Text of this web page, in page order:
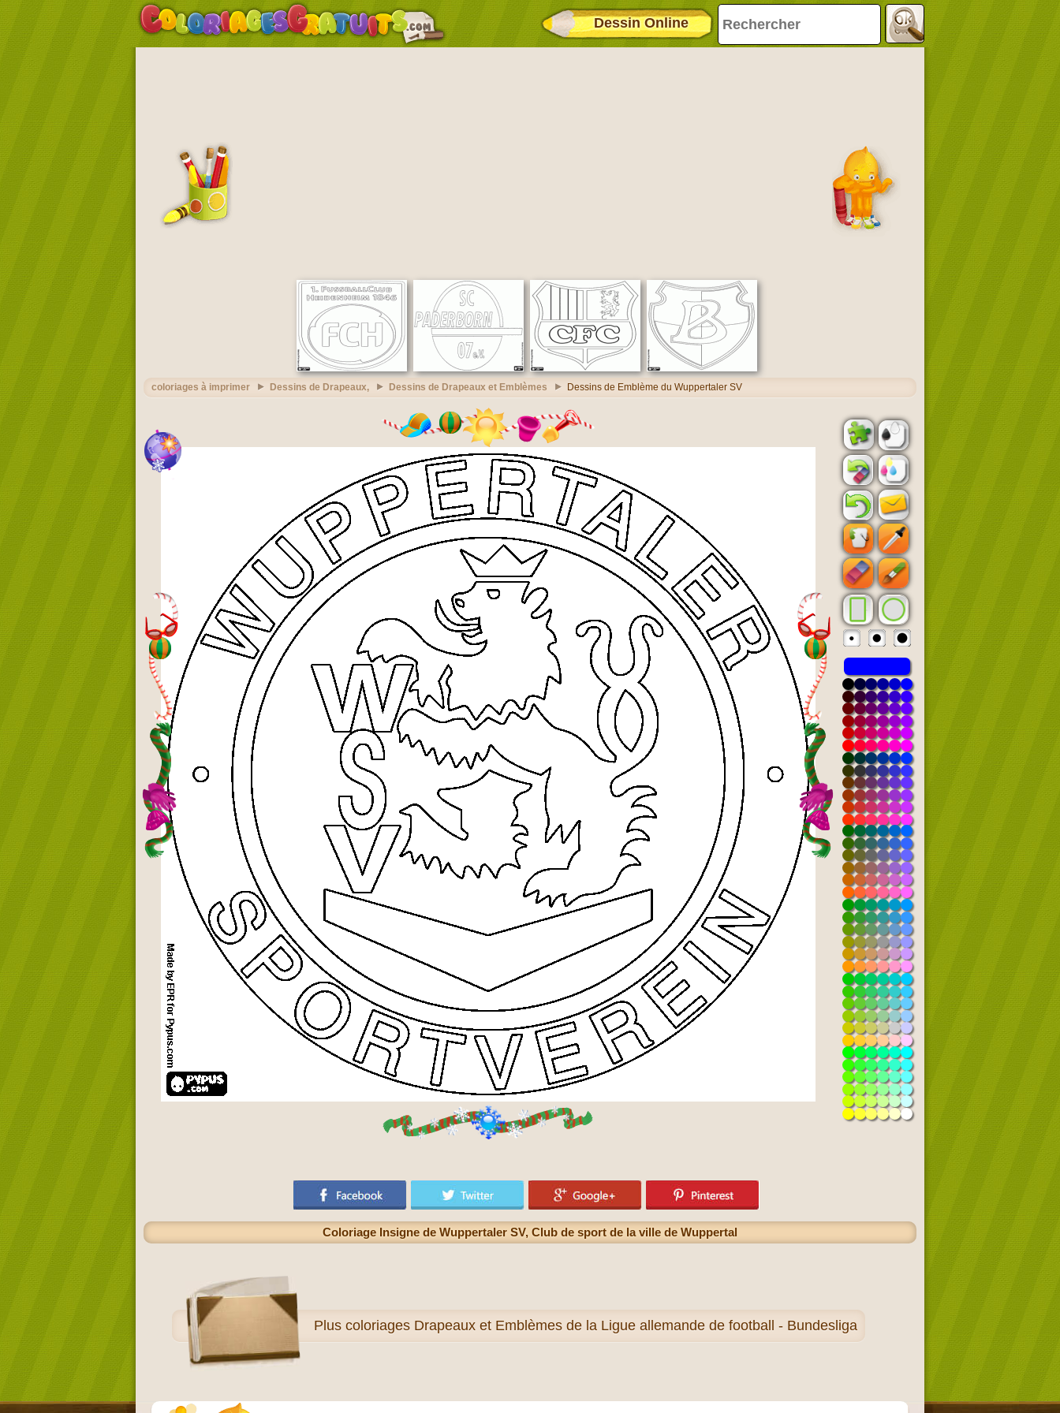
Dessin Online
coloriages à imprimer Dessins de Drapeaux, Dessins de Drapeaux et Emblèmes Dessins de Emblème du Wuppertaler SV
Coloriage Insigne de Wuppertaler SV, Club de sport de la ville de Wuppertal
Plus coloriages Drapeaux et Emblèmes de la Ligue allemande de football - Bundesliga